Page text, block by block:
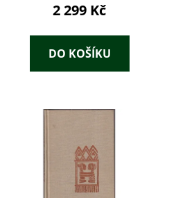
2 299 Kč
DO KOŠÍKU